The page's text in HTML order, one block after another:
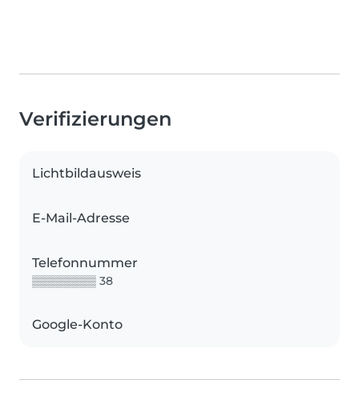
Verifizierungen
Lichtbildausweis
E-Mail-Adresse
Telefonnummer
▒▒▒▒▒▒▒▒ 38
Google-Konto